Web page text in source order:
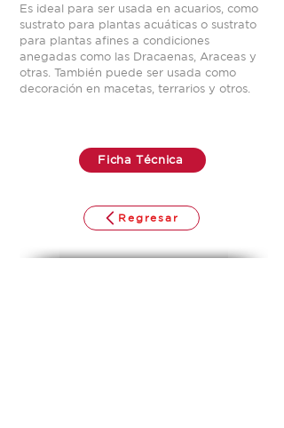
Es ideal para ser usada en acuarios, como
sustrato para plantas acuáticas o sustrato
para plantas afines a condiciones
anegadas como las Dracaenas, Araceas y
otras. También puede ser usada como
decoración en macetas, terrarios y otros.
Ficha Técnica
Regresar